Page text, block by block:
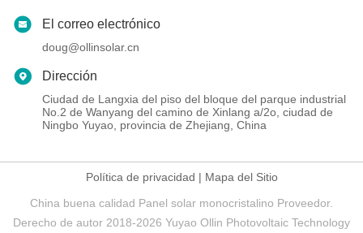
El correo electrónico
doug@ollinsolar.cn
Dirección
Ciudad de Langxia del piso del bloque del parque industrial
No.2 de Wanyang del camino de Xinlang a/2o, ciudad de
Ningbo Yuyao, provincia de Zhejiang, China
Política de privacidad | Mapa del Sitio
China buena calidad Panel solar monocristalino Proveedor.
Derecho de autor 2018-2026 Yuyao Ollin Photovoltaic Technology